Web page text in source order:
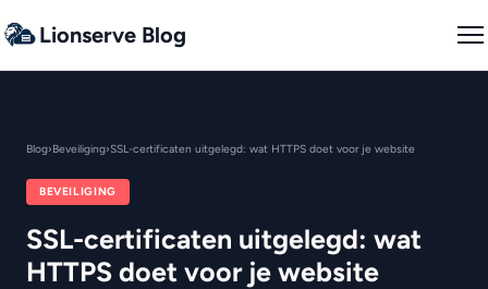
Lionserve Blog
Blog›Beveiliging›SSL-certificaten uitgelegd: wat HTTPS doet voor je website
BEVEILIGING
SSL-certificaten uitgelegd: wat
HTTPS doet voor je website